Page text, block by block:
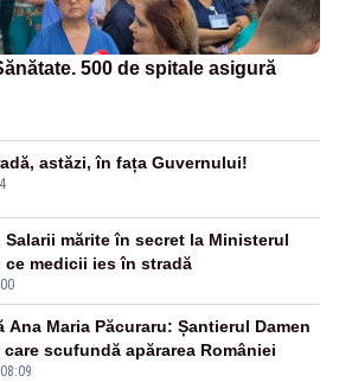
500 de spitale asigură
astăzi, în fața Guvernului!
Salarii mărite în secret la Ministerul
ce medicii ies în stradă
Maria Păcuraru: Șantierul Damen
scufundă apărarea României